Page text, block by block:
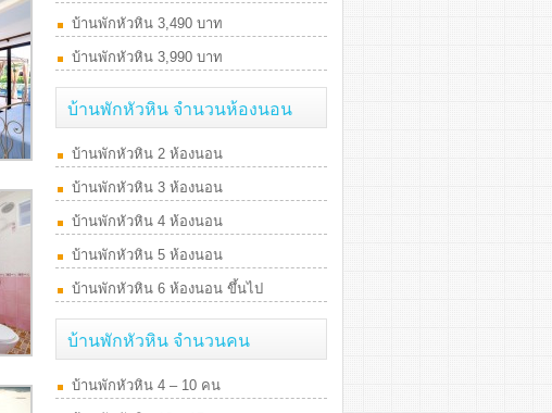
บ้านพักหัวหิน 3,490 บาท
บ้านพักหัวหิน 3,990 บาท
บ้านพักหัวหิน จำนวนห้องนอน
บ้านพักหัวหิน 2 ห้องนอน
บ้านพักหัวหิน 3 ห้องนอน
บ้านพักหัวหิน 4 ห้องนอน
บ้านพักหัวหิน 5 ห้องนอน
บ้านพักหัวหิน 6 ห้องนอน ขึ้นไป
บ้านพักหัวหิน จำนวนคน
บ้านพักหัวหิน 4 – 10 คน